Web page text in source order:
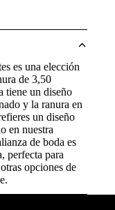
es una elección
de 3,50
tiene un diseño
y la ranura en
un diseño
en nuestra
de boda es
perfecta para
opciones de